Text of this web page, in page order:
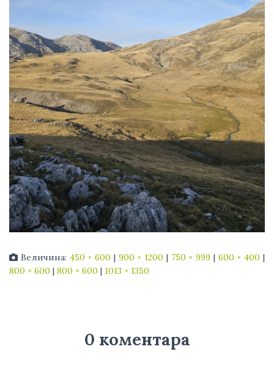
Величина: 450 × 600 | 900 × 1200 | 750 × 999 | 600 × 400 |
800 × 600 | 800 × 600 | 1013 × 1350
0 коментара